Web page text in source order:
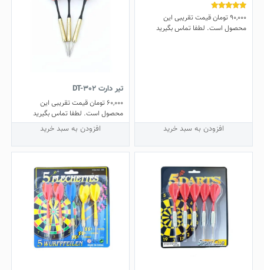
نمره
5.00
از 5
90,000تومانقیمت تقریبی این
محصول است. لطفا تماس بگیرید
افزودن به سبد خرید
تیر دارت DT-302
60,000 تومانقیمت تقریبی این
محصول است. لطفا تماس بگیرید
افزودن به سبد خرید